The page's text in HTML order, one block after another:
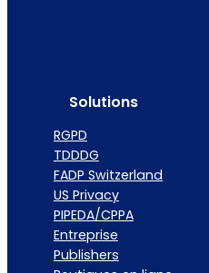
Solutions
RGPD
TDDDG
FADP Switzerland
US Privacy
PIPEDA/CPPA
Entreprise
Publishers